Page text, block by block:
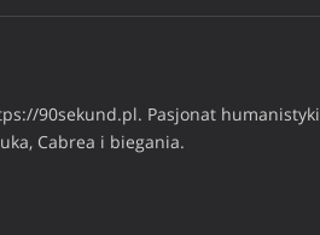
90sekund.pl. Pasjonat humanistyki
Cabrea i biegania.